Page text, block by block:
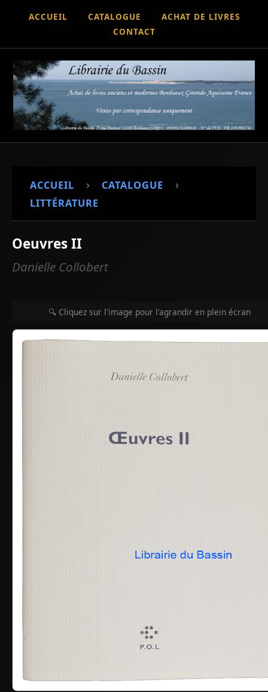
ACCUEIL CATALOGUE
ACHAT DE LIVRES
CONTACT
ACCUEIL › CATALOGUE ›
LITTÉRATURE
Oeuvres II
Danielle Collobert
🔍 Cliquez sur l'image pour l'agrandir en plein écran